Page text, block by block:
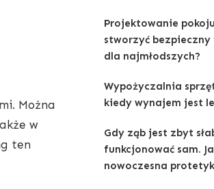
Można
w
ten
Projektowanie
stworzyć
dla najmłodszych?
Wypożyczalnia
kiedy wynajem jest
Gdy ząb jest zbyt
funkcjonować sam.
nowoczesna